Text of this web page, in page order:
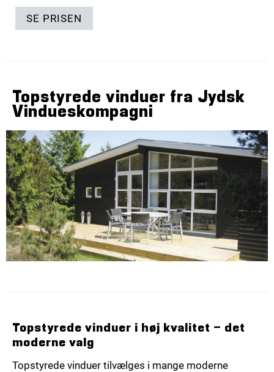
SE PRISEN
Topstyrede vinduer fra Jydsk
Vindueskompagni
Topstyrede vinduer i høj kvalitet – det
moderne valg
Topstyrede vinduer tilvælges i mange moderne